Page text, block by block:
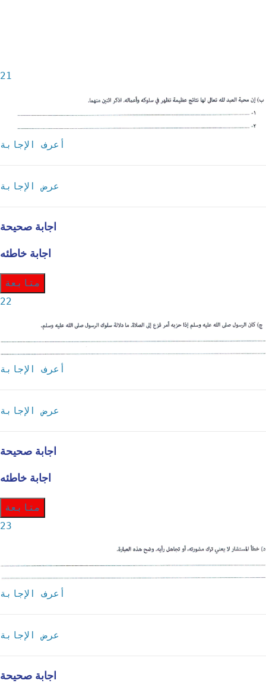
21
أعرف الإجابة
عرض الإجابة
اجابة صحيحة
اجابة خاطئه
متابعة
22
أعرف الإجابة
عرض الإجابة
اجابة صحيحة
اجابة خاطئه
متابعة
23
أعرف الإجابة
عرض الإجابة
اجابة صحيحة